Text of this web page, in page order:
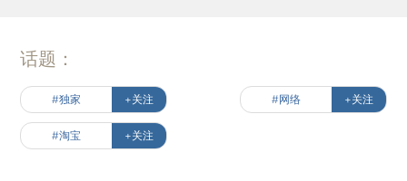
话题：
#独家 +关注 #网络 +关注
#淘宝 +关注